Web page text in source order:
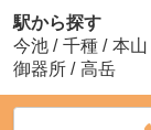
駅から探す
今池 / 千種 / 本山
御器所 / 高岳